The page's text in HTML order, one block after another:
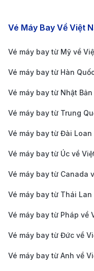
mang ý nghĩa
mang đến trải
đáng tin cậy cho
Giới thiệu đôi
ánh sáng nổi
Paris kinh đô ánh
cảm giác vừa thân
đá uốn lượn, những
công trình kiến trúc
bước giữa không gian
được hơi thở lịch sử
đầy sức sống.
Các chặng bay nổi bật
Vé Máy Bay Về Việt
Vé máy bay từ Mỹ về
Vé máy bay từ Hàn
Vé máy bay từ Nhật
Vé máy bay từ Trung
Vé máy bay từ Đài Loan
Vé máy bay từ Úc về
Vé máy bay từ Canada
Vé máy bay từ Thái Lan
Vé máy bay từ Pháp về
Vé máy bay từ Đức về
Vé máy bay từ Anh về